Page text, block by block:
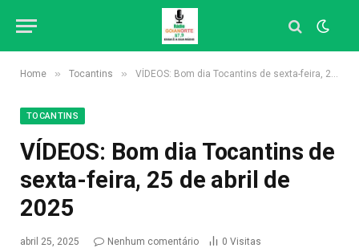
Home » Tocantins » VÍDEOS: Bom dia Tocantins de sexta-feira, 25 de abril de 2025
TOCANTINS
VÍDEOS: Bom dia Tocantins de
sexta-feira, 25 de abril de
2025
abril 25, 2025 Nenhum comentário 0 Visitas